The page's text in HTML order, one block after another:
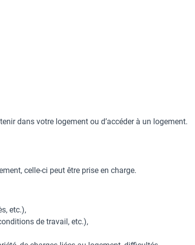
dans votre logement ou d’accéder à un logement.
celle-ci peut être prise en charge.
etc.),
de travail, etc.),